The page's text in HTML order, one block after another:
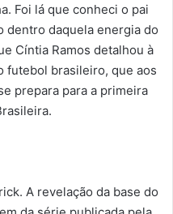
Foi lá que conheci o pai
dentro daquela energia do
Cíntia Ramos detalhou à
futebol brasileiro, que aos
prepara para a primeira
A revelação da base do